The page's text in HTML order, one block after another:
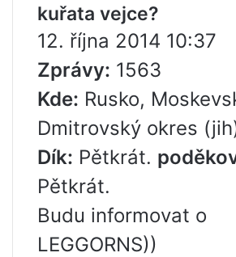
kuřata vejce?
12. října 2014 10:37
Zprávy: 1563
Kde: Rusko,
Dmitrovský okres
Dík: Pětkrát.
Pětkrát.
Budu informovat o
LEGGORNS))